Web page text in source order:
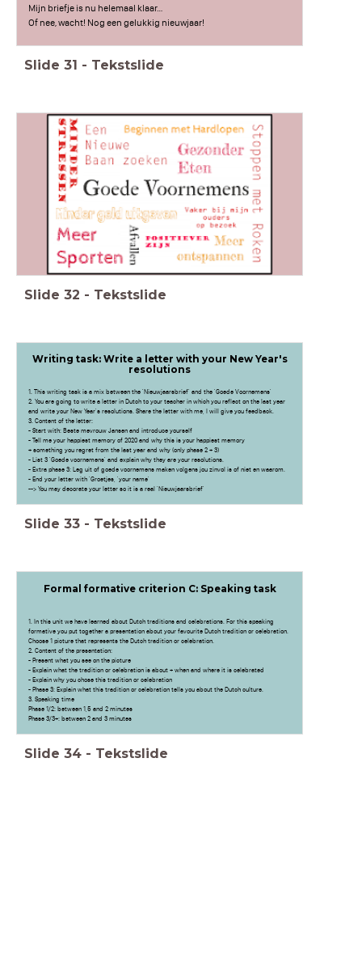
Mijn briefje is nu helemaal klaar…
Of nee, wacht! Nog een gelukkig nieuwjaar!
Slide 31 - Tekstslide
Slide 32 - Tekstslide
Writing task: Write a letter with your New Year's
resolutions
1. This writing task is a mix between the 'Nieuwjaarsbrief' and the 'Goede Voornemens'
2. You are going to write a letter in Dutch to your teacher in which you reflect on the last year
and write your New Year's resolutions. Share the letter with me, I will give you feedback.
3. Content of the letter:
- Start with: Beste mevrouw Jansen and introduce yourself
- Tell me your happiest memory of 2020 and why this is your happiest memory
+ something you regret from the last year and why (only phase 2 + 3)
- List 3 'Goede voornemens' and explain why they are your resolutions.
- Extra phase 3: Leg uit of goede voornemens maken volgens jou zinvol is of niet en waarom.
- End your letter with 'Groetjes, 'your name'
--> You may decorate your letter so it is a real 'Nieuwjaarsbrief'
Slide 33 - Tekstslide
Formal formative criterion C: Speaking task
1. In this unit we have learned about Dutch traditions and celebrations. For this speaking
formative you put together a presentation about your favourite Dutch tradition or celebration.
Choose 1 picture that represents the Dutch tradition or celebration.
2. Content of the presentation:
- Present what you see on the picture
- Explain what the tradition or celebration is about + when and where it is celebrated
- Explain why you chose this tradition or celebration
- Phase 3: Explain what this tradition or celebration tells you about the Dutch culture.
3. Speaking time
Phase 1/2: between 1,5 and 2 minutes
Phase 3/3+: between 2 and 3 minutes
Slide 34 - Tekstslide